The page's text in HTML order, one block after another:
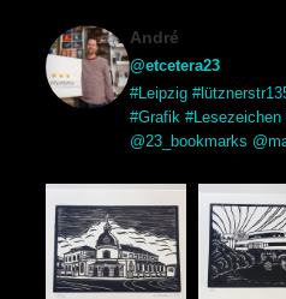
André
@etcetera23
#Leipzig
#Grafik #Lesezeichen
@23_bookmarks